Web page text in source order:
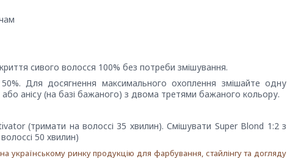
сивого волосся 100% без потреби змішування.
Для досягнення максимального охоплення змішайте одну
анісу (на базі бажаного) з двома третями бажаного кольору.
(тримати на волоссі 35 хвилин). Смішувати Super Blond 1:2 з
50 хвилин)
українському ринку продукцію для фарбування, стайлінгу та догляду